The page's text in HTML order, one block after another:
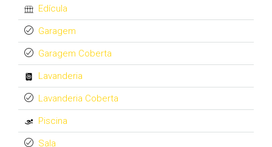
Edícula
Garagem
Garagem Coberta
Lavanderia
Lavanderia Coberta
Piscina
Sala